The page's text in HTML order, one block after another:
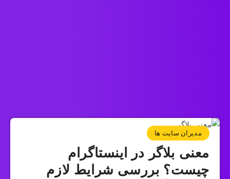
مدیران سایت ها
معنی بلاگر در اینستاگرام
چیست؟ بررسی شرایط لازم